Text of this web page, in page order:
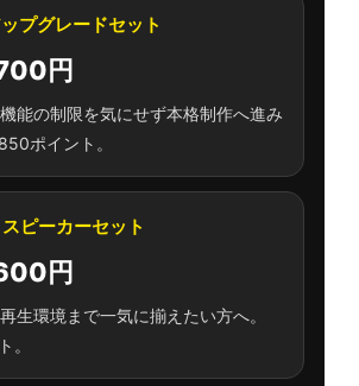
プグレードセット
円
能の制限を気にせず本格制作へ進み
ポイント。
ピーカーセット
円
生環境まで一気に揃えたい方へ。
。